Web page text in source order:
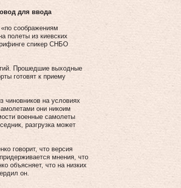
для ввода
соображениям
полеты из киевских
спикер СНБО
Прошедшие выходные
готовят к приему
чиновников на условиях
они никоим
военные самолеты
разгрузка может
говорит, что версия
мнения, что
объясняет, что на низких
он.